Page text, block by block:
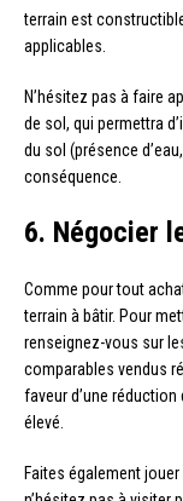
terrain est
applicables.
N’hésitez pas à faire
de sol, qui permettra
du sol (présence
conséquence.
6. Négocier
Comme pour tout
terrain à bâtir. Pour
renseignez-vous sur
comparables vendus
faveur d’une
élevé.
Faites également